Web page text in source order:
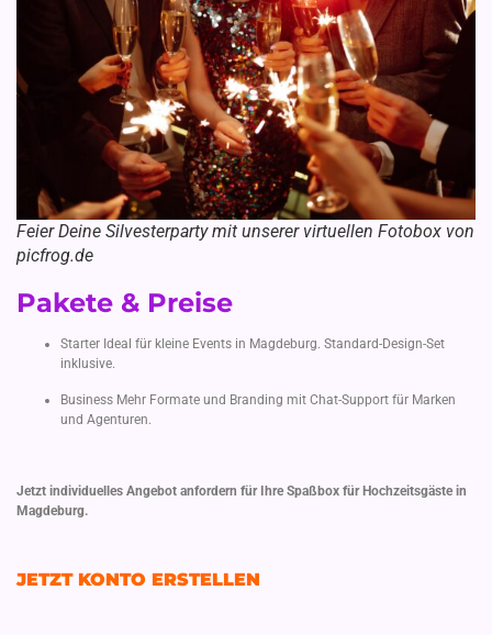
Feier Deine Silvesterparty mit unserer virtuellen Fotobox von
picfrog.de
Pakete & Preise
Starter Ideal für kleine Events in Magdeburg. Standard-Design-Set
inklusive.
Business Mehr Formate und Branding mit Chat-Support für Marken
und Agenturen.
Jetzt individuelles Angebot anfordern für Ihre Spaßbox für Hochzeitsgäste in
Magdeburg.
JETZT KONTO ERSTELLEN